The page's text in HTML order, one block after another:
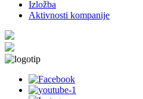
Izložba
Aktivnosti kompanije